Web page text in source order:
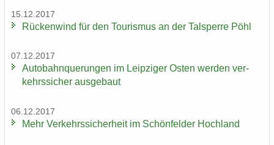
15.12.2017
Rü­cken­wind für den Tou­ris­mus an der Tal­sper­re Pöhl
07.12.2017
Au­to­bahn­que­run­gen im Leip­zi­ger Osten wer­den ver­
kehrs­si­cher aus­ge­baut
06.12.2017
Mehr Ver­kehrs­si­cher­heit im Schön­fel­der Hoch­land